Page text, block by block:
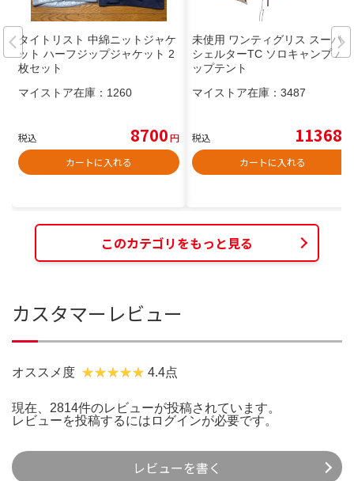
タイトリスト 中綿ニットジャケ
ット ハーフジップジャケット 2
枚セット
マイストア在庫： 1260
税込 8700円
カートに入れる
未使用 ワンティグリス スーパー
シェルターTC ソロキャンプ パ
ップテント
マイストア在庫： 3487
税込 11368
カートに入れる
このカテゴリをもっと見る
カスタマーレビュー
オススメ度 4.4点
現在、2814件のレビューが投稿されています。
レビューを投稿するには ログインが必要です。
レビューを書く